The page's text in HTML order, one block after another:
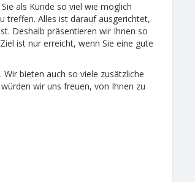
als Kunde so viel wie möglich
treffen. Alles ist darauf ausgerichtet,
Deshalb präsentieren wir Ihnen so
ist nur erreicht, wenn Sie eine gute
bieten auch so viele zusätzliche
wir uns freuen, von Ihnen zu